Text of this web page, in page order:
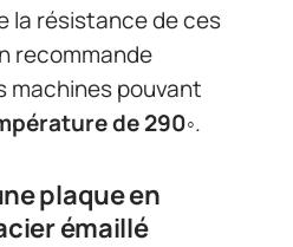
la résistance de ces
recommande
machines pouvant
de 290◦.
plaque en
émaillé